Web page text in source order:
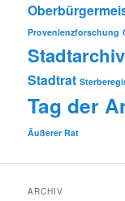
Provenienzforschung
Stadtrat
Tag der
Äußerer Rat
ARCHIV